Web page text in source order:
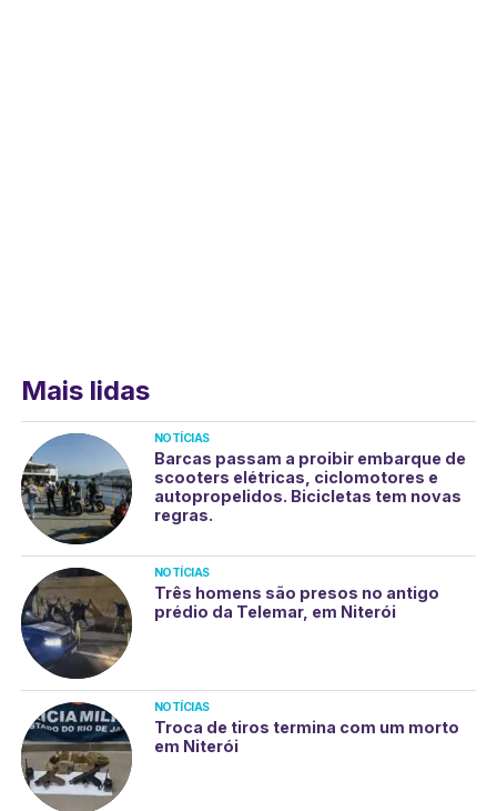
Mais lidas
NOTÍCIAS
Barcas passam a proibir embarque de
scooters elétricas, ciclomotores e
autopropelidos. Bicicletas tem novas
regras.
NOTÍCIAS
Três homens são presos no antigo
prédio da Telemar, em Niterói
NOTÍCIAS
Troca de tiros termina com um morto
em Niterói